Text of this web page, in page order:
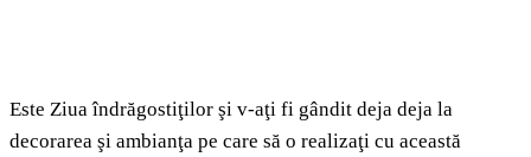
Este Ziua îndrăgostiţilor şi v-aţi fi gândit deja deja la
decorarea şi ambianţa pe care să o realizaţi cu această